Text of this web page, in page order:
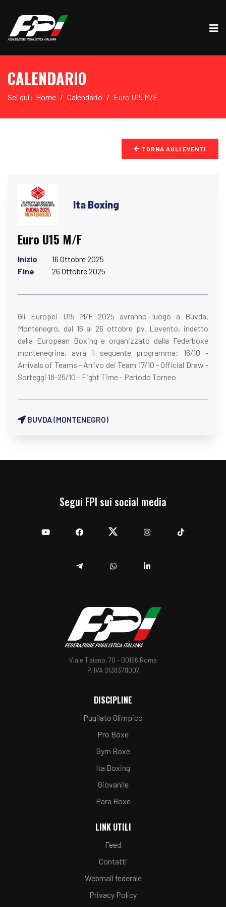
CALENDARIO
Sei qui: Home Calendario Euro U15 M/F
TORNA AGLI EVENTI
Ita Boxing
Euro U15 M/F
Inizio
16 Ottobre 2025
Fine
26 Ottobre 2025
Gli Europei U15 M/F 2025 avranno luogo a Buvda,
Montenegro, dal 16 al 26 ottobre pv. L'evento, indetto
dalla European Boxing e organizzato dalla Federboxe
montenegrina, avrà il seguente programma: 16/10 -
Arrivals of Teams - Arrivo dei Team 17/10 - Official Draw -
Sorteggi 18-25/10 - Fight Time - Periodo Torneo
BUVDA (MONTENEGRO)
Segui FPI sui social media
Viale Tiziano, 70 - 00196 Roma
P. IVA 01383711007
DISCIPLINE
Pugilato Olimpico
Pro Boxe
Gym Boxe
Ita Boxing
Giovanile
Para Boxe
LINK UTILI
Feed
Contatti
Webmail federale
Privacy Policy